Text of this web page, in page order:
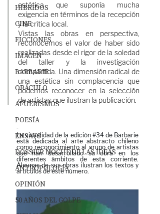
HÍBRIDOS
CINE
FICCIONES
IMAGEN
BARBARIE
ORÁCULO
AFUERISMOS
POESÍA
ENSAYO
DOSSIER NOCHE DE LAS IDEAS
ANTROPOLOGÍA
OPINIÓN
50 AÑOS DEL GOLPE
estética que suponía mucha
exigencia en términos de la recepción
y la crítica local.
Vistas las obras en perspectiva,
reconocemos el valor de haber sido
realizadas desde el rigor de la soledad
del taller y la investigación
compartida. Una dimensión radical de
una estética sin complacencia que
podemos reconocer en la selección
de artistas que ilustran la publicación.
-
La visualidad de la edición #34 de Barbarie
está dedicada al arte abstracto chileno
como reconocimiento al grupo de artistas
que han desarrollado su obra en los
diferentes ámbitos de esta corriente.
Algunas de sus obras ilustran los textos y
artículos de este número.